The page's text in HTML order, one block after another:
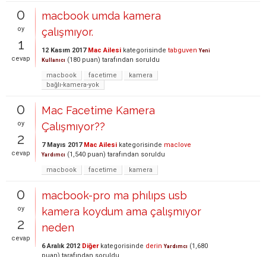
0
oy
1
cevap
macbook umda kamera
çalışmıyor.
12 Kasım 2017 Mac Ailesi kategorisinde tabguven Yeni
Kullanıcı (180 puan) tarafından soruldu
macbook
facetime
kamera
bağlı-kamera-yok
0
oy
2
cevap
Mac Facetime Kamera
Çalışmıyor??
7 Mayıs 2017 Mac Ailesi kategorisinde maclove
Yardımcı (1,540 puan) tarafından soruldu
macbook
facetime kamera
0
oy
2
cevap
macbook-pro ma phılıps usb
kamera koydum ama çalışmıyor
neden
6 Aralık 2012 Diğerkategorisinde derin Yardımcı (1,680